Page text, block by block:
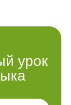
урок